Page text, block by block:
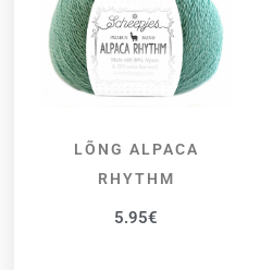
VALI
LÕNG ALPACA
RHYTHM
5.95€